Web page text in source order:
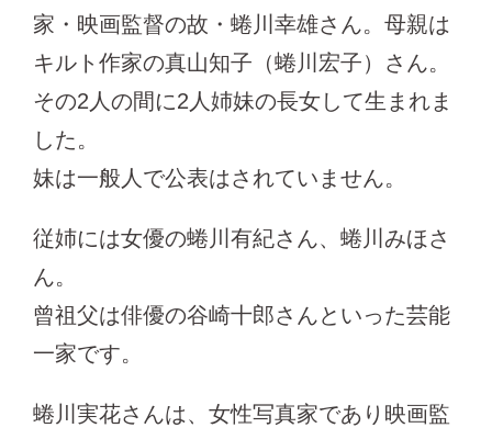
家・映画監督の故・蜷川幸雄さん。母親は
キルト作家の真山知子（蜷川宏子）さん。
その2人の間に2人姉妹の長女して生まれま
した。
妹は一般人で公表はされていません。
従姉には女優の蜷川有紀さん、蜷川みほさ
ん。
曾祖父は俳優の谷崎十郎さんといった芸能
一家です。
蜷川実花さんは、女性写真家であり映画監